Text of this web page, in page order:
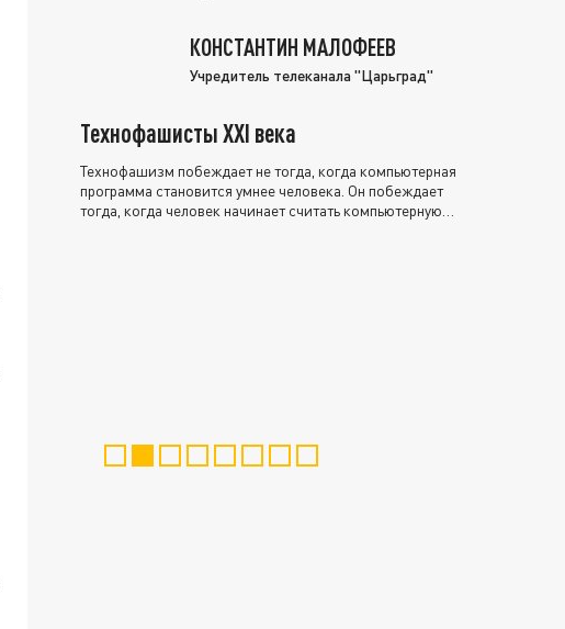
КОНСТАНТИН МАЛОФЕЕВ
Учредитель телеканала "Царьград"
Технофашисты XXI века
Технофашизм побеждает не тогда, когда компьютерная
программа становится умнее человека. Он побеждает
тогда, когда человек начинает считать компьютерную